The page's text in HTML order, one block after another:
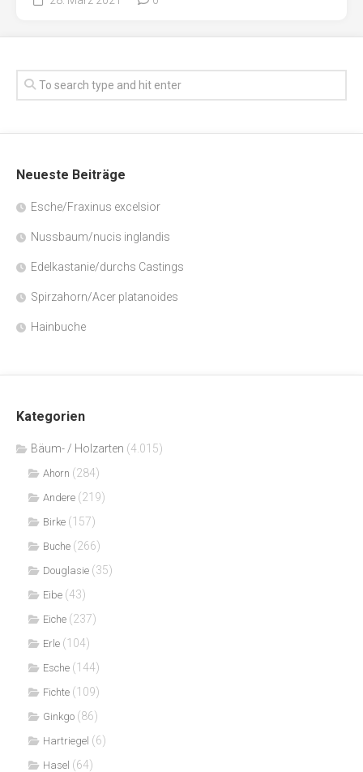
Neueste Beiträge
Esche/Fraxinus excelsior
Nussbaum/nucis inglandis
Edelkastanie/durchs Castings
Spirzahorn/Acer platanoides
Hainbuche
Kategorien
Bäum- / Holzarten (4.015)
Ahorn (284)
Andere (219)
Birke (157)
Buche (266)
Douglasie (35)
Eibe (43)
Eiche (237)
Erle (104)
Esche (144)
Fichte (109)
Ginkgo (86)
Hartriegel (6)
Hasel (64)